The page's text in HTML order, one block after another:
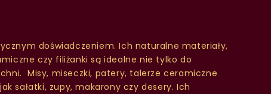
doświadczeniem. Ich naturalne materiały,
czy filiżanki są idealne nie tylko do
Misy, miseczki, patery, talerze ceramiczne
sałatki, zupy, makarony czy desery. Ich